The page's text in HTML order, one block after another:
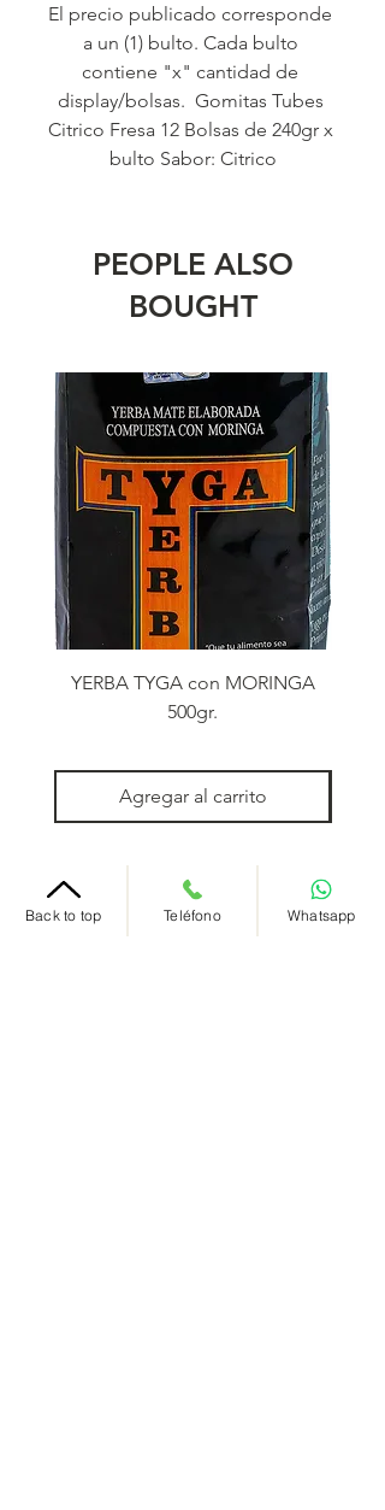
El precio publicado corresponde
a un (1) bulto. Cada bulto
contiene "x" cantidad de
display/bolsas.  Gomitas Tubes
Citrico Fresa 12 Bolsas de 240gr x
bulto Sabor: Citrico
PEOPLE ALSO
BOUGHT
YERBA TYGA con MORINGA
500gr.
Agregar al carrito
MAYORISTAS
Back to top Teléfono Whatsapp